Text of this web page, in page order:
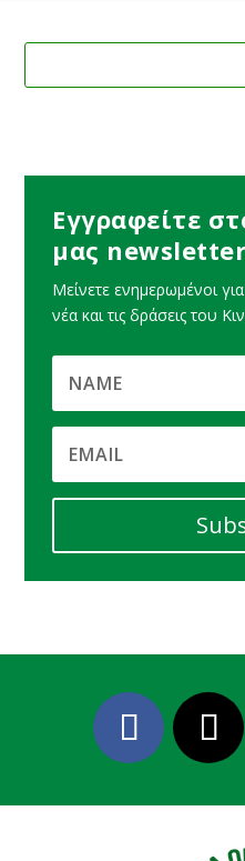
Εγγραφείτε
μας newsletter
Μείνετε ενημερωμένοι
νέα και τις δράσεις του